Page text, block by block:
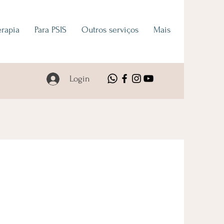
Para PSIS Outros serviços Mais
Login